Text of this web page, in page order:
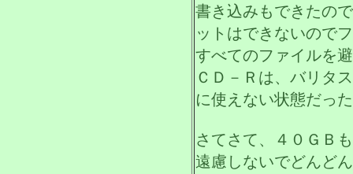
書き込みもできたの
ットはできないので
すべてのファイルを
ＣＤ－Ｒは、バリタ
に使えない状態だっ
さてさて、４０ＧＢ
遠慮しないでどんど